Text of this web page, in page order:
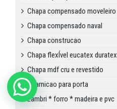
Chapa compensado moveleiro
Chapa compensado naval
Chapa construcao
Chapa flexÍvel eucatex duratex
Chapa mdf cru e revestido
Guarnicao para porta
Lambri * forro * madeira e pvc